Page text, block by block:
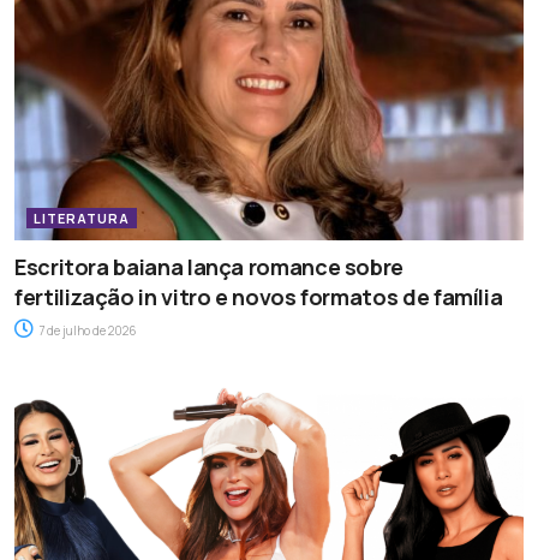
LITERATURA
Escritora baiana lança romance sobre
fertilização in vitro e novos formatos de família
7 de julho de 2026